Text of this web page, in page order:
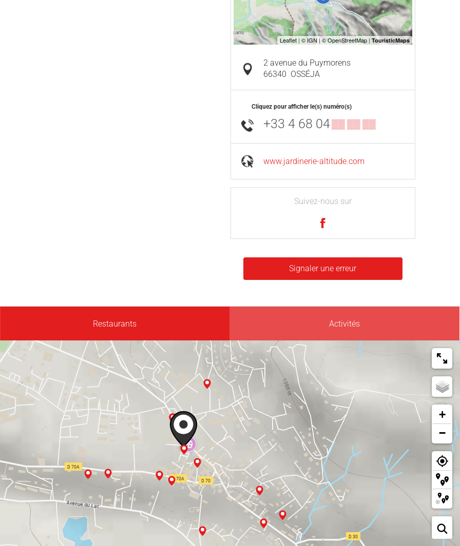
2 avenue du Puymorens
66340 OSSÉJA
Cliquez pour afficher le(s) numéro(s)
+33 4 68 04▒▒ ▒▒ ▒▒
www.jardinerie-altitude.com
Suivez-nous sur
Signaler une erreur
Restaurants Activités
+
−